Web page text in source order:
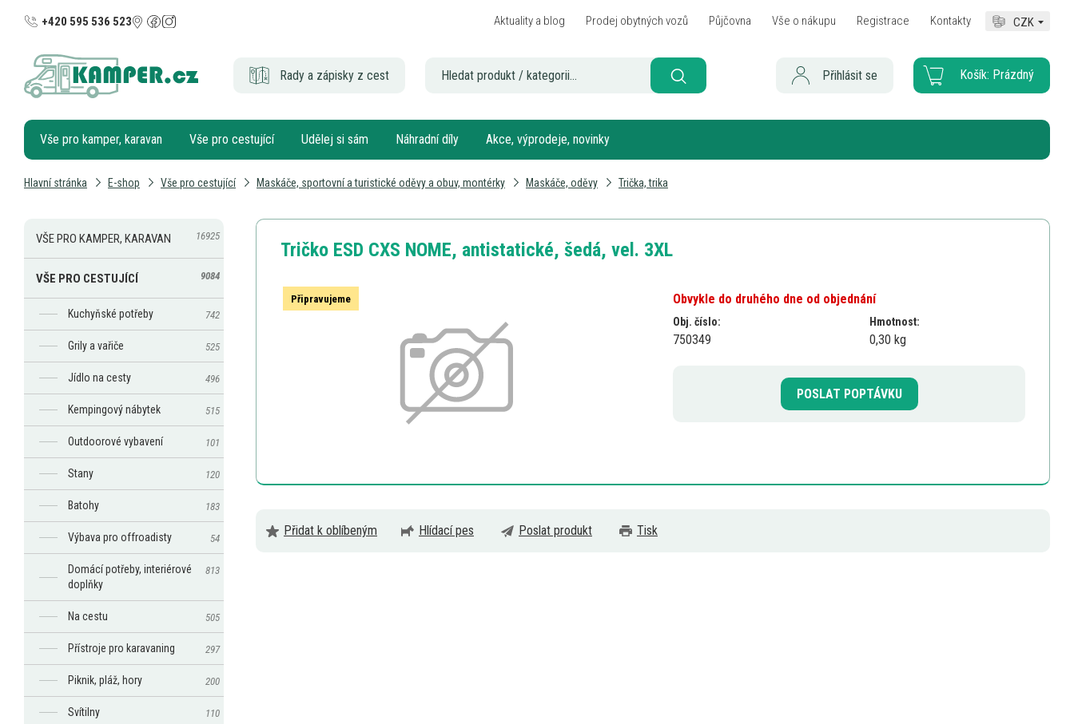
+420 595 536 523 Aktuality a blog Prodej obytných vozů Půjčovna Vše o nákupu Registrace Kontakty CZK
Rady a zápisky z cest Košík: Prázdný
Přihlásit se
Vše pro kamper, karavan Vše pro cestující Udělej si sám Náhradní díly Akce, výprodeje, novinky
Hlavní stránka E-shop Vše pro cestující Maskáče, sportovní a turistické oděvy a obuv, montérky Maskáče, oděvy Trička, trika
Tričko ESD CXS NOME, antistatické, šedá, vel. 3XL
Připravujeme Obvykle do druhého dne od objednání
Obj. číslo:
750349
Hmotnost:
0,30 kg
POSLAT POPTÁVKU
Přidat k oblíbeným Hlídací pes Poslat produkt Tisk
VŠE PRO KAMPER, KARAVAN 16925
VŠE PRO CESTUJÍCÍ 9084
Kuchyňské potřeby 742
Grily a vařiče 525
Jídlo na cesty 496
Kempingový nábytek 515
Outdoorové vybavení 101
Stany 120
Batohy 183
Výbava pro offroadisty 54
Domácí potřeby, interiérové
doplňky
813
Na cestu 505
Přístroje pro karavaning 297
Piknik, pláž, hory 200
Svítilny 110